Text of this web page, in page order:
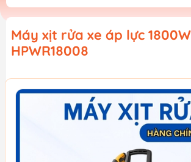
Máy xịt rửa xe áp lực 1800W
HPWR18008